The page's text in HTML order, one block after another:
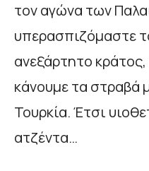
τον αγώνα των
υπερασπιζόμαστε
ανεξάρτητο
κάνουμε τα στραβά
Τουρκία. Έτσι
ατζέντα…